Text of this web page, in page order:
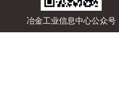
冶金工业信息中心公众号